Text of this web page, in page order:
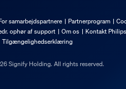
samarbejdspartnere Partnerprogram
ophør af support Om os Kontakt
Tilgængelighedserklæring
Signify Holding. All rights reserved.